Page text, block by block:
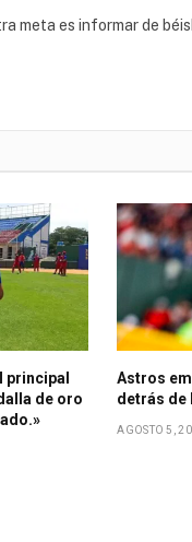
meta es informar de
principal
de oro
Astros
detrás de
AGOSTO 5,